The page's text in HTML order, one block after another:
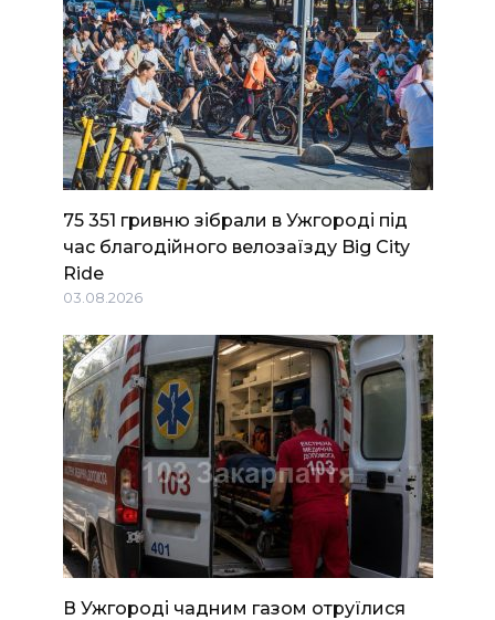
75 351 гривню зібрали в Ужгороді під
час благодійного велозаїзду Big Сity
Ride
03.08.2026
В Ужгороді чадним газом отруїлися